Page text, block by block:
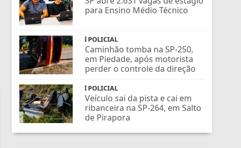
para Ensino Médio Técnico
POLICIAL
Caminhão tomba na SP-250,
em Piedade, após motorista
perder o controle da direção
POLICIAL
Veículo sai da pista e cai em
ribanceira na SP-264, em Salto
de Pirapora